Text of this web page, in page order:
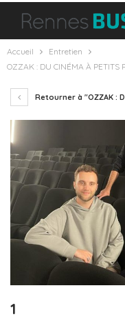
Accueil
Entretien
OZZAK : DU CINÉMA À PETITS
Retourner à "OZZAK :
1